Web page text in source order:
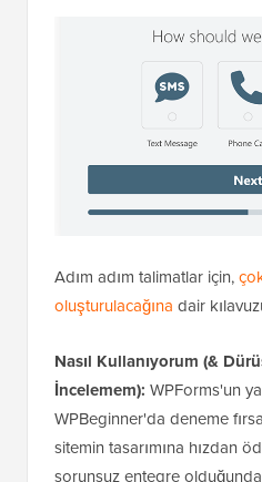
Adım adım talimatlar için,
oluşturulacağına dair
Nasıl Kullanıyorum (&
İncelemem): WPForms'un
WPBeginner'da deneme
sitemin tasarımına hızdan
sorunsuz entegre